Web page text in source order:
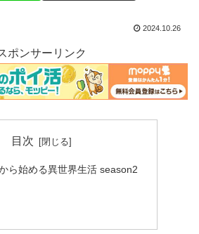
2024.10.26
ポンサーリンク
目次
ら始める異世界生活 season2